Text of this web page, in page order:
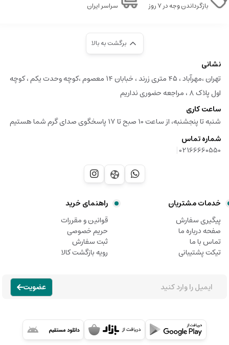
بازگرداندن وجه در ۷ روز
سراسر ایران
برگشت به بالا
نشانی
تهران ،مهرآباد ، ۴۵ متری زرند ، خبابان ۱۴ معصوم ،کوچه وحدت یکم ، کوچه
اول پلاک ۸ ، مراجعه حضوری نداریم
ساعت کاری
شنبه تا پنجشنبه، از ساعت 10 صبح تا 17 پاسخگوی صدای گرم شما هستیم
شماره تماس
02166660550
|
خدمات مشتریان
پیگیری سفارش
صفحه درباره ما
تماس با ما
تیکت پشتیبانی
راهنمای خرید
قوانین و مقررات
حریم خصوصی
ثبت سفارش
رویه بازگشت کالا
عضویت